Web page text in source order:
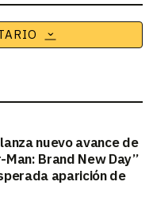
nuevo avance de
Man: Brand New Day”
aparición de